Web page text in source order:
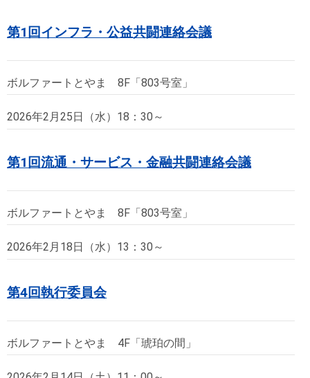
第1回インフラ・公益共闘連絡会議
ボルファートとやま 8F「803号室」
2026年2月25日（水）18：30～
第1回流通・サービス・金融共闘連絡会議
ボルファートとやま 8F「803号室」
2026年2月18日（水）13：30～
第4回執行委員会
ボルファートとやま 4F「琥珀の間」